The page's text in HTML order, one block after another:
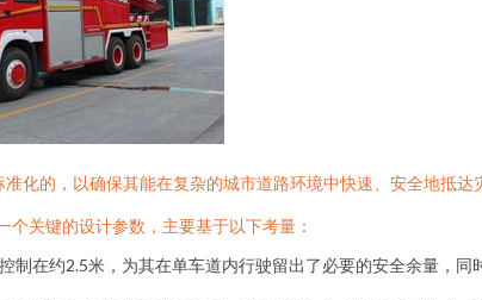
化的，以确保其能在复杂的城市道路环境中快速、安全地抵达
关键的设计参数，主要基于以下考量：
制在约2.5米，为其在单车道内行驶留出了必要的安全余量，